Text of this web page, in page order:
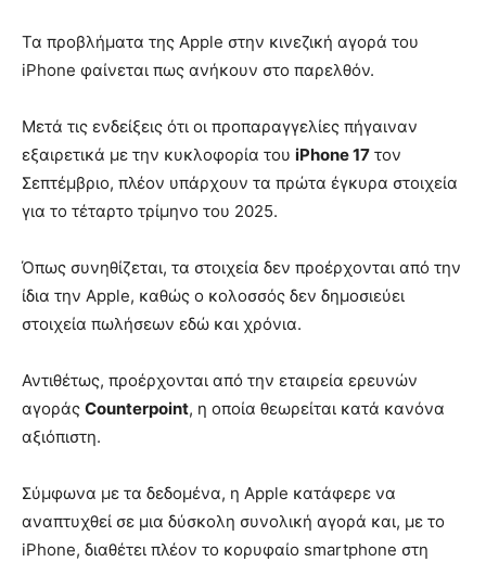
Τα προβλήματα της Apple στην κινεζική αγορά του
iPhone φαίνεται πως ανήκουν στο παρελθόν.
Μετά τις ενδείξεις ότι οι προπαραγγελίες πήγαιναν
εξαιρετικά με την κυκλοφορία του iPhone 17 τον
Σεπτέμβριο, πλέον υπάρχουν τα πρώτα έγκυρα στοιχεία
για το τέταρτο τρίμηνο του 2025.
Όπως συνηθίζεται, τα στοιχεία δεν προέρχονται από την
ίδια την Apple, καθώς ο κολοσσός δεν δημοσιεύει
στοιχεία πωλήσεων εδώ και χρόνια.
Αντιθέτως, προέρχονται από την εταιρεία ερευνών
αγοράς Counterpoint, η οποία θεωρείται κατά κανόνα
αξιόπιστη.
Σύμφωνα με τα δεδομένα, η Apple κατάφερε να
αναπτυχθεί σε μια δύσκολη συνολική αγορά και, με το
iPhone, διαθέτει πλέον το κορυφαίο smartphone στη